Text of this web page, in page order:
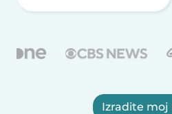
Izradite moj